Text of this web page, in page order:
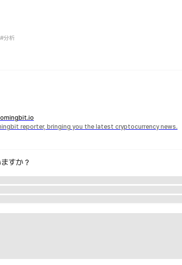
#分析
reporter, bringing you the latest cryptocurrency news.
すか？